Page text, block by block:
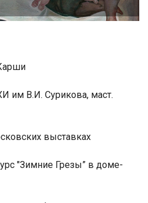
им В.И. Сурикова, маст.
выставках
"Зимние Грезы” в доме-